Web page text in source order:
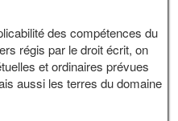
des compétences du
régis par le droit écrit, on
et ordinaires prévues
aussi les terres du domaine